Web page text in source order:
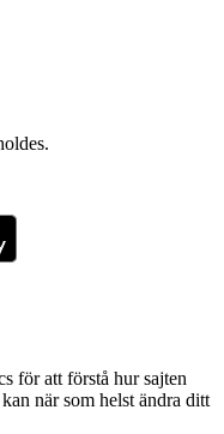
för att förstå hur sajten
när som helst ändra ditt